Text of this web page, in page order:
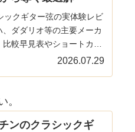
ックギター弦の実体験レビ
ダダリオ等の主要メーカ
較早見表やショートカッ
辿り着けます。弦選びに
2026.07.29
。
ンのクラシックギ